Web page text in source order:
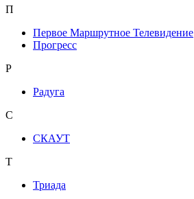
П
Первое Маршрутное Телевидение
Прогресс
Р
Радуга
С
СКАУТ
Т
Триада